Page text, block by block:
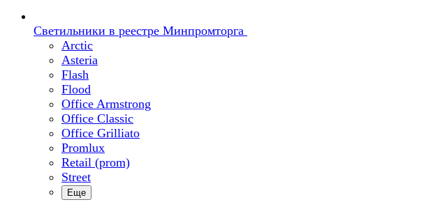
Светильники в реестре Минпромторга
Arctic
Asteria
Flash
Flood
Office Armstrong
Office Classic
Office Grilliato
Promlux
Retail (prom)
Street
Еще